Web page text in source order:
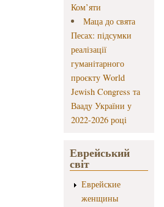
Ком’яти
Маца до свята
Песах: підсумки
реалізації
гуманітарного
проєкту World
Jewish Congress та
Вааду України у
2022-2026 році
Еврейський
світ
Еврейские
женщины